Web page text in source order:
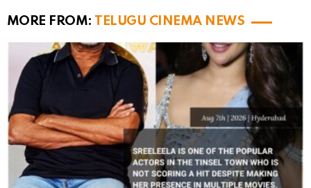
MORE FROM: TELUGU CINEMA NEWS